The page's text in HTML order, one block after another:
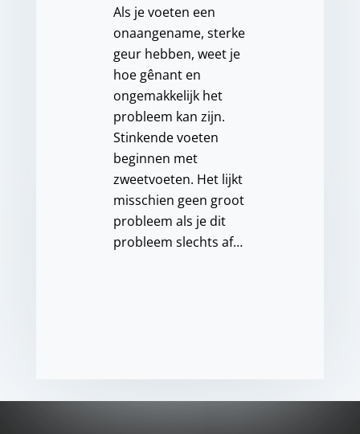
Als je voeten een
onaangename, sterke
geur hebben, weet je
hoe gênant en
ongemakkelijk het
probleem kan zijn.
Stinkende voeten
beginnen met
zweetvoeten. Het lijkt
misschien geen groot
probleem als je dit
probleem slechts af…